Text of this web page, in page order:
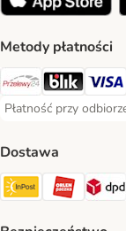
Metody płatności
Przelewy24 Payment
Blik Payment
VISA
Płatność przy
Płatność przy
Dostawa
InPost